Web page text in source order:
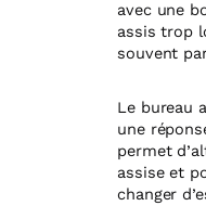
avec une
assis trop
souvent
Le bureau
une
permet
assise et
changer